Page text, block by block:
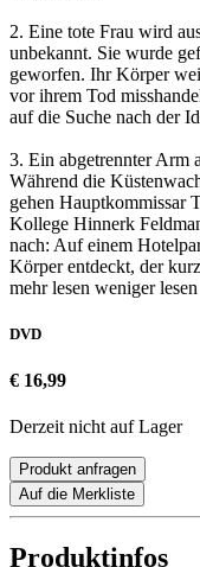
2. Eine tote Frau wird
unbekannt. Sie wurde
geworfen. Ihr Körper
vor ihrem Tod
auf die Suche nach der
3. Ein abgetrennter Arm
Während die
gehen Hauptkommissar
Kollege Hinnerk
nach: Auf einem
Körper entdeckt, der
mehr lesen weniger lesen
DVD
€ 16,99
Derzeit nicht auf Lager
Produkt anfragen
Auf die Merkliste
Produktinfos